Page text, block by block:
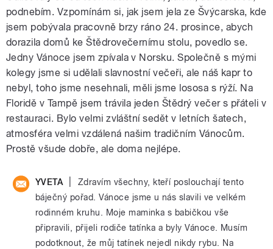
podnebím. Vzpomínám si, jak jsem jela ze Švýcarska, kde
jsem pobývala pracovně brzy ráno 24. prosince, abych
dorazila domů ke Štědrovečernímu stolu, povedlo se.
Jedny Vánoce jsem zpívala v Norsku. Společně s mými
kolegy jsme si udělali slavnostní večeři, ale náš kapr to
nebyl, toho jsme nesehnali, měli jsme lososa s rýží. Na
Floridě v Tampě jsem trávila jeden Štědrý večer s přáteli v
restauraci. Bylo velmi zvláštní sedět v letních šatech,
atmosféra velmi vzdálená našim tradičním Vánocům.
Prostě všude dobře, ale doma nejlépe.
YVETA
Zdravím všechny, kteří poslouchají tento
báječný pořad. Vánoce jsme u nás slavili ve velkém
rodinném kruhu. Moje maminka s babičkou vše
připravili, přijeli rodiče tatínka a byly Vánoce. Musím
podotknout, že můj tatínek nejedl nikdy rybu. Na